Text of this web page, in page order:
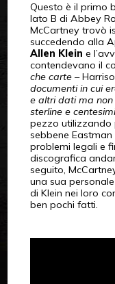
Questo è il primo
lato B di Abbey
McCartney trovò
succedendo alla
Allen Klein e
contendevano il
che carte–
documenti in cui
e altri dati ma
sterline e centesimi
pezzo utilizzando
sebbene
problemi legali e
discografica
seguito,
una sua
di Klein nei loro
ben pochi fatti.